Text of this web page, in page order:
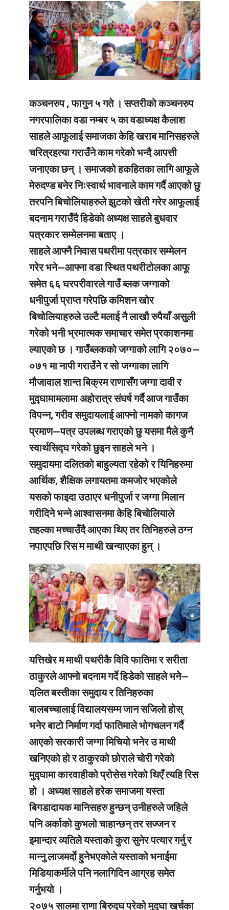
कञ्चनरुप , फागुन ५ गते । सप्तरीको कञ्चनरुप
नगरपालिका वडा नम्बर ५ का वडाध्यक्ष कैलाश
साहले आफूलाई समाजका केहि खराब मानिसहरुले
चरित्रहत्या गराउँने काम गरेको भन्दै आपत्ती
जनाएका छन् । समाजको हकहितका लागि आफूले
मेरुदण्ड बनेर निःस्वार्थ भावनाले काम गर्दै आएको छु
तरपनि बिचोलियाहरुले झुटको खेती गरेर आफूलाई
बदनाम गराउँदै हिडेको अध्यक्ष साहले बुधवार
पत्रकार सम्मेलनमा बताए ।
साहले आफ्नै निवास पथरीमा पत्रकार सम्मेलन
गरेर भने—आफ्ना वडा स्थित पथरीटोलका आफू
समेत ६६ घरपरीवारले गाउँ ब्लक जग्गाको
धनीपुर्जा प्राप्त गरेपछि कमिशन खोर
बिचोलियाहरुले उल्टै मलाई नै लाखौ रुपैयाँ असुली
गरेको भनी भ्रमात्मक समाचार समेत प्रकाशनमा
ल्याएको छ । गाउँब्लकको जग्गाको लागि २०७०—
०७१ मा नापी गराउँने र सो जग्गाका लागि
मौजावाल शान्त बिक्रम राणासँग जग्गा दावी र
मुद्घामामलामा अहोरात्र संघर्ष गर्दै आज गाउँका
विपन्न, गरीव समुदायलाई आफ्नो नामको कागज
प्रमाण—पत्र उपलब्ध गराएको छु यसमा मैले कुनै
स्वार्थसिद्घ गरेको छुइन साहले भने ।
समुदायमा दलितको बाहुल्यता रहेको र यिनिहरुमा
आर्थिक, शैक्षिक लगायतमा कमजोर भएकोले
यसको फाइदा उठाएर धनीपुर्जा र जग्गा मिलान
गरीदिने भन्ने आश्वासनमा केहि बिचोलियाले
तहल्का मच्चाउँदै आएका थिए तर तिनिहरुले ठग्न
नपाएपछि रिस म माथी खन्याएका हुन् ।
यत्तिखेर म माथी पथरीकै विवि फातिमा र सरीता
ठाकुरले आफ्नो बदनाम गर्दे हिडेको साहले भने—
दलित बस्तीका समुदाय र तिनिहरुका
बालबच्चालाई विद्यालयसम्म जान सजिलो होस्
भनेर बाटो निर्माण गर्दा फातिमाले भोगचलन गर्दै
आएको सरकारी जग्गा मिचियो भनेर उ माथी
खनिएको हो र ठाकुरको छोराले चोरी गरेको
मुद्घामा कारवाहीको प्रोसेस गरेको थिएँ त्यहि रिस
हो । अध्यक्ष साहले हरेक समाजमा यस्ता
बिगडादायक मानिसहरु हुन्छन् उनीहरुले जहिले
पनि अर्काको कुभलो चाहान्छन् तर सज्जन र
इमान्दार व्यतिले यस्ताको कुरा सुनेर पत्यार गर्नु र
मान्नु लाजमर्दाे हुनेभएकोले यस्ताको भनाईमा
मिडियाकर्मीले पनि नलागिदिन आग्रह समेत
गर्नुभयो ।
२०७५ सालमा राणा बिरुद्घ परेको मुद्घा खर्चका